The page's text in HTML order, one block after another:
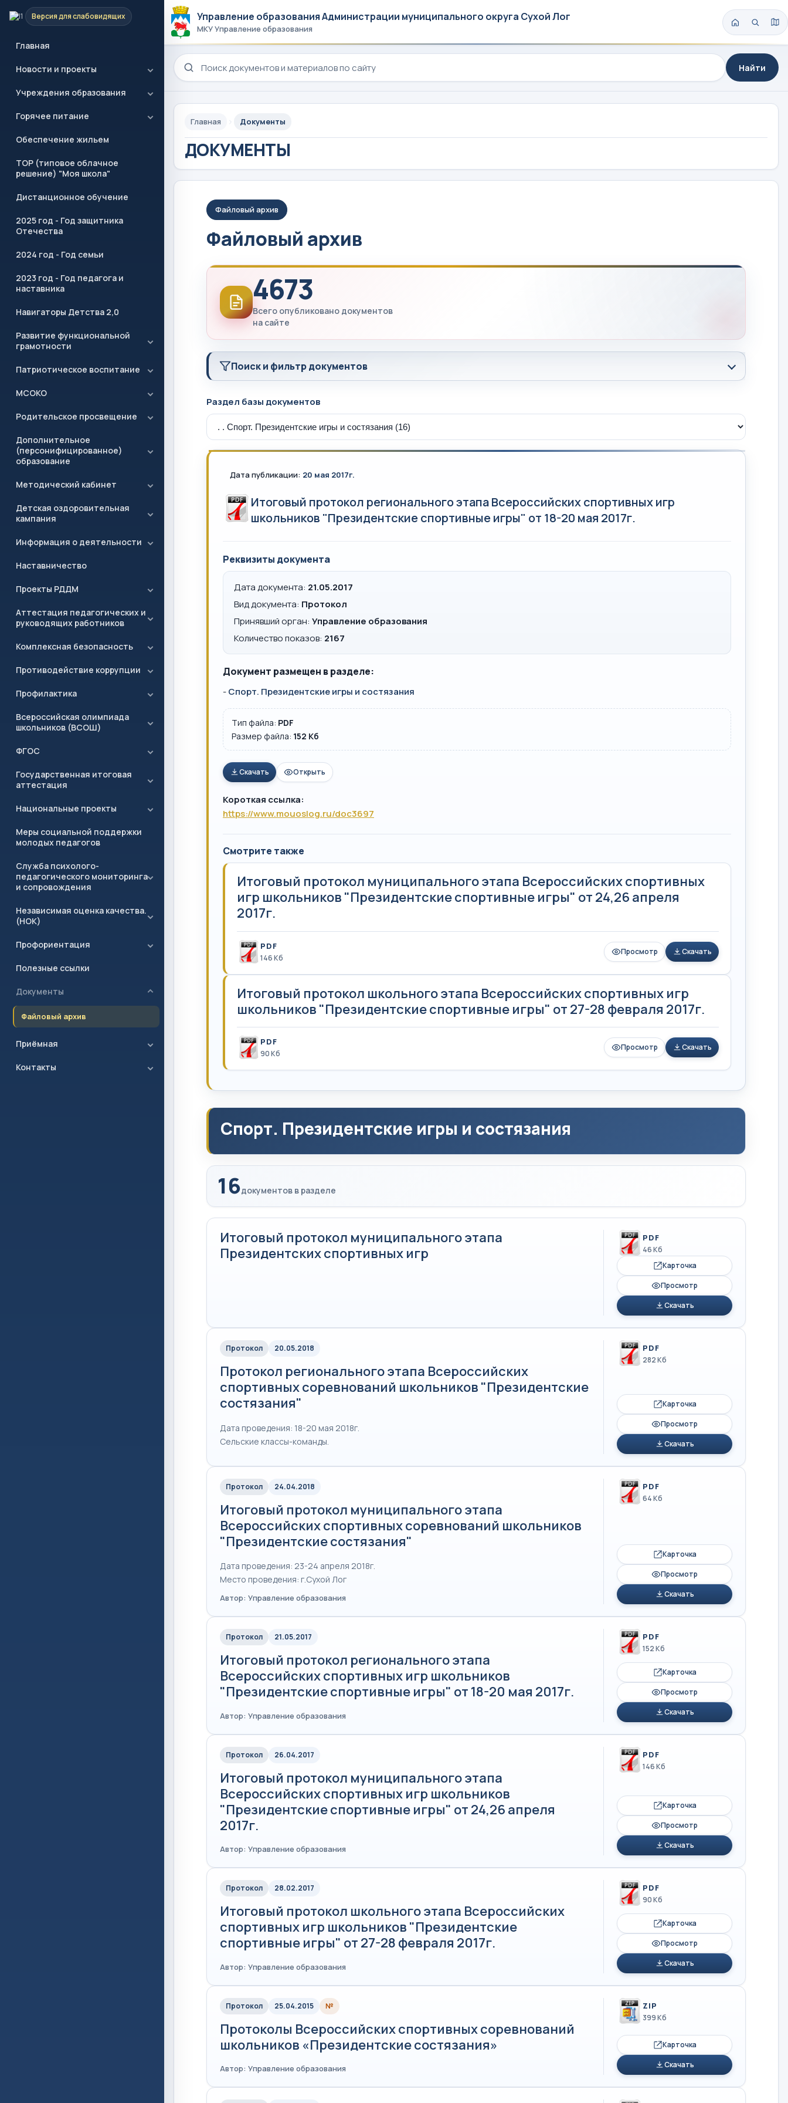
Версия для слабовидящих
Главная
Новости и проекты
Учреждения образования
Горячее питание
Обеспечение жильем
ТОР (типовое облачное
решение) "Моя школа"
Дистанционное обучение
2025 год - Год защитника
Отечества
2024 год - Год семьи
2023 год - Год педагога и
наставника
Навигаторы Детства 2,0
Развитие функциональной
грамотности
Патриотическое воспитание
МСОКО
Родительское просвещение
Дополнительное
(персонифицированное)
образование
Методический кабинет
Детская оздоровительная
кампания
Информация о деятельности
Наставничество
Проекты РДДМ
Аттестация педагогических и
руководящих работников
Комплексная безопасность
Противодействие коррупции
Профилактика
Всероссийская олимпиада
школьников (ВСОШ)
ФГОС
Государственная итоговая
аттестация
Национальные проекты
Меры социальной поддержки
молодых педагогов
Служба психолого-
педагогического мониторинга
и сопровождения
Независимая оценка качества.
(НОК)
Профориентация
Полезные ссылки
Документы
Файловый архив
Приёмная
Контакты
Управление образования Администрации муниципального округа Сухой Лог
МКУ Управление образования
Поиск по сайту
Найти
Главная Документы
ДОКУМЕНТЫ
Файловый архив
Файловый архив
4673
Всего опубликовано документов
на сайте
Поиск и фильтр документов
Раздел базы документов
Дата публикации: 20 мая 2017г.
Итоговый протокол регионального этапа Всероссийских спортивных игр
школьников "Президентские спортивные игры" от 18-20 мая 2017г.
Реквизиты документа
Дата документа: 21.05.2017
Вид документа: Протокол
Принявший орган: Управление образования
Количество показов: 2167
Документ размещен в разделе:
-Спорт. Президентские игры и состязания
Тип файла: PDF
Размер файла: 152 Кб
Скачать Открыть
Короткая ссылка:
https://www.mouoslog.ru/doc3697
Смотрите также
Итоговый протокол муниципального этапа Всероссийских спортивных
игр школьников "Президентские спортивные игры" от 24,26 апреля
2017г.
PDF
146 Кб
Просмотр Скачать
Итоговый протокол школьного этапа Всероссийских спортивных игр
школьников "Президентские спортивные игры" от 27-28 февраля 2017г.
PDF
90 Кб
Просмотр Скачать
Спорт. Президентские игры и состязания
16документов в разделе
Итоговый протокол муниципального этапа
Президентских спортивных игр
PDF
46 Кб
Карточка
Просмотр
Скачать
Протокол 20.05.2018
Протокол регионального этапа Всероссийских
спортивных соревнований школьников "Президентские
состязания"
Дата проведения: 18-20 мая 2018г.
Сельские классы-команды.
PDF
282 Кб
Карточка
Просмотр
Скачать
Протокол 24.04.2018
Итоговый протокол муниципального этапа
Всероссийских спортивных соревнований школьников
"Президентские состязания"
Дата проведения: 23-24 апреля 2018г.
Место проведения: г.Сухой Лог
Автор: Управление образования
PDF
64 Кб
Карточка
Просмотр
Скачать
Протокол 21.05.2017
Итоговый протокол регионального этапа
Всероссийских спортивных игр школьников
"Президентские спортивные игры" от 18-20 мая 2017г.
Автор: Управление образования
PDF
152 Кб
Карточка
Просмотр
Скачать
Протокол 26.04.2017
Итоговый протокол муниципального этапа
Всероссийских спортивных игр школьников
"Президентские спортивные игры" от 24,26 апреля
2017г.
Автор: Управление образования
PDF
146 Кб
Карточка
Просмотр
Скачать
Протокол 28.02.2017
Итоговый протокол школьного этапа Всероссийских
спортивных игр школьников "Президентские
спортивные игры" от 27-28 февраля 2017г.
Автор: Управление образования
PDF
90 Кб
Карточка
Просмотр
Скачать
Протокол 25.04.2015 №
Протоколы Всероссийских спортивных соревнований
школьников «Президентские состязания»
Автор: Управление образования
ZIP
399 Кб
Карточка
Скачать